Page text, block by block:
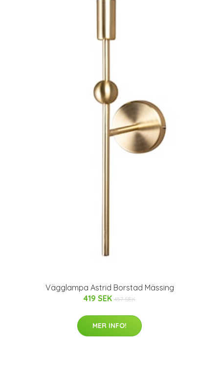
Vägglampa Astrid Borstad Mässing
419 SEK 457 SEK
MER INFO!